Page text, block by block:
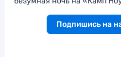
Подпишись на